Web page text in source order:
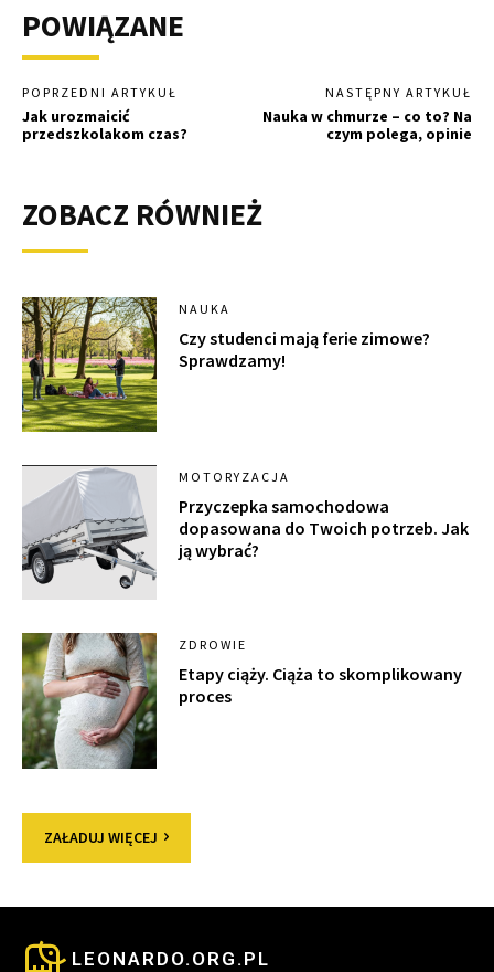
POWIĄZANE
POPRZEDNI ARTYKUŁ
Jak urozmaicić
przedszkolakom czas?
NASTĘPNY ARTYKUŁ
Nauka w chmurze – co to? Na
czym polega, opinie
ZOBACZ RÓWNIEŻ
NAUKA
Czy studenci mają ferie zimowe?
Sprawdzamy!
MOTORYZACJA
Przyczepka samochodowa
dopasowana do Twoich potrzeb. Jak
ją wybrać?
ZDROWIE
Etapy ciąży. Ciąża to skomplikowany
proces
ZAŁADUJ WIĘCEJ
LEONARDO.ORG.PL